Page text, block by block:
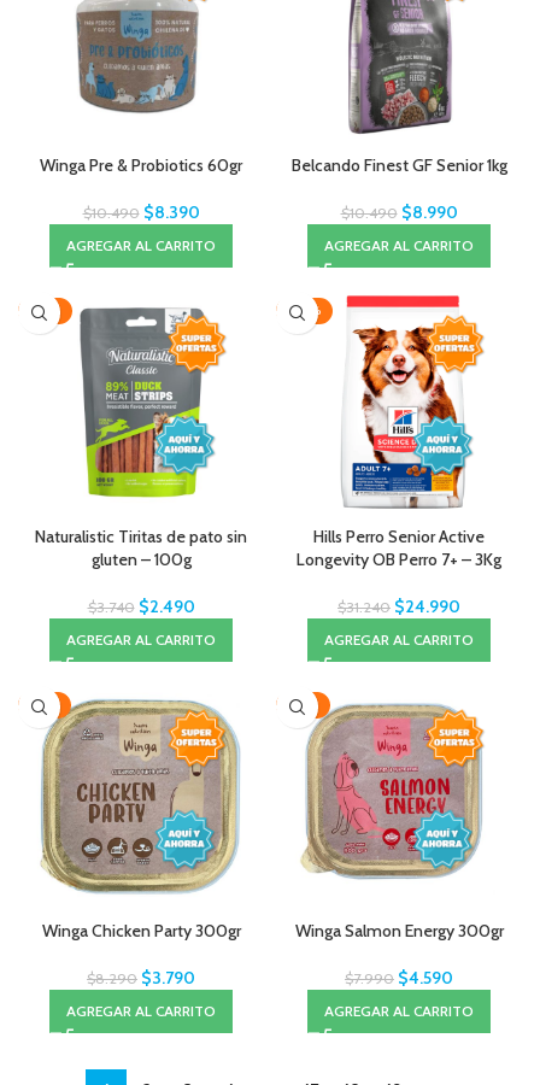
Winga Pre & Probiotics 60gr
$10.490 $8.390
AGREGAR AL CARRITO
Belcando Finest GF Senior 1kg
$10.490 $8.990
AGREGAR AL CARRITO
-33%
Naturalistic Tiritas de pato sin
gluten – 100g
$3.740 $2.490
AGREGAR AL CARRITO
-20%
Hills Perro Senior Active
Longevity OB Perro 7+ – 3Kg
$31.240 $24.990
AGREGAR AL CARRITO
-54%
Winga Chicken Party 300gr
$8.290 $3.790
AGREGAR AL CARRITO
-43%
Winga Salmon Energy 300gr
$7.990 $4.590
AGREGAR AL CARRITO